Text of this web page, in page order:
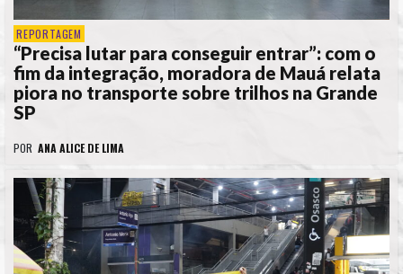
REPORTAGEM
“Precisa lutar para conseguir entrar”: com o
fim da integração, moradora de Mauá relata
piora no transporte sobre trilhos na Grande
SP
POR ANA ALICE DE LIMA